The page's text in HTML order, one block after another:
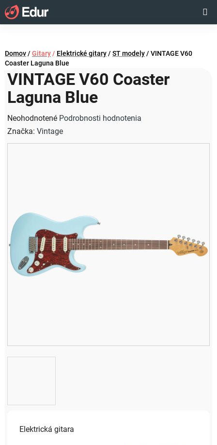
Prejsť
na
obsah
KOŠÍK
Domov/ Gitary / Elektrické gitary/ ST modely/ VINTAGE V60
Coaster Laguna Blue
Elektrická gitara
VINTAGE V60 Coaster
Laguna Blue
Priemerné
hodnotenie
produktu
Neohodnotené Podrobnosti hodnotenia
Značka: Vintage